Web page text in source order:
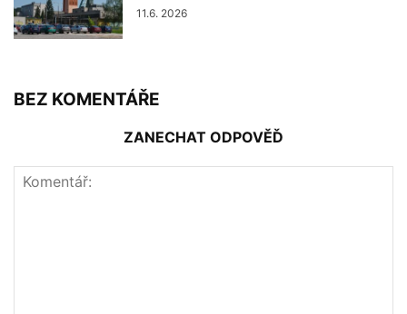
11.6. 2026
BEZ KOMENTÁŘE
ZANECHAT ODPOVĚĎ